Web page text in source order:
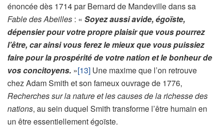
énoncée dès 1714 par Bernard de Mandeville dans sa
Fable des Abeilles : « Soyez aussi avide, égoïste,
dépensier pour votre propre plaisir que vous pourrez
l’être, car ainsi vous ferez le mieux que vous puissiez
faire pour la prospérité de votre nation et le bonheur de
vos concitoyens. »[13] Une maxime que l’on retrouve
chez Adam Smith et son fameux ouvrage de 1776,
Recherches sur la nature et les causes de la richesse des
nations, au sein duquel Smith transforme l’être humain en
un être essentiellement égoïste.